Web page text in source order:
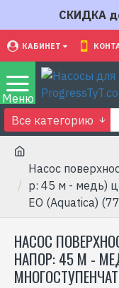
СКИДКА
КАБИНЕТ
Все категорию
Насос
р: 45 м - медь)
EO (Aquatica)
НАСОС
НАПОР: 45 М -